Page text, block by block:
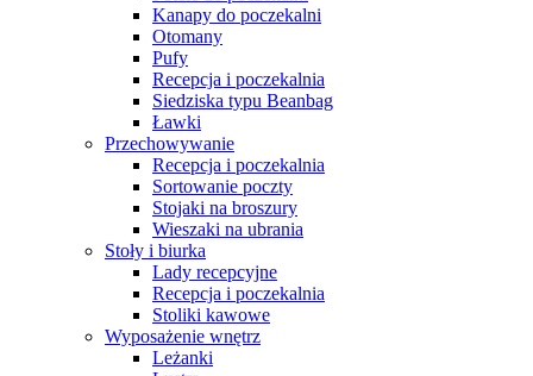
Kanapy do poczekalni
Otomany
Pufy
Recepcja i poczekalnia
Siedziska typu Beanbag
Ławki
Przechowywanie
Recepcja i poczekalnia
Sortowanie poczty
Stojaki na broszury
Wieszaki na ubrania
Stoły i biurka
Lady recepcyjne
Recepcja i poczekalnia
Stoliki kawowe
Wyposażenie wnętrz
Leżanki